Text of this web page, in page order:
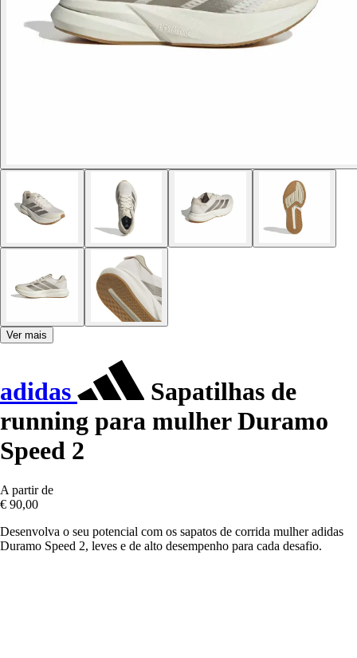
Ver mais
adidas
Sapatilhas de
running para mulher Duramo
Speed 2
A partir de
€ 90,00
Desenvolva o seu potencial com os sapatos de corrida mulher adidas
Duramo Speed 2, leves e de alto desempenho para cada desafio.